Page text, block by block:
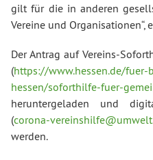
gilt für die in anderen
Vereine und Organisationen“,
Der Antrag auf Vereins-
(https://www.hessen.de/fuer-
hessen/soforthilfe-fuer-
heruntergeladen und
(corona-
werden.